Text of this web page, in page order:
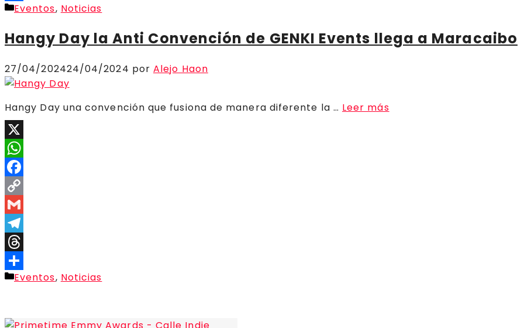
Compartir
Categorías
Eventos, Noticias
Hangy Day la Anti Convención de GENKI Events llega a Maracaibo
27/04/202424/04/2024 porAlejo Haon
Hangy Day una convención que fusiona de manera diferente la … Leer más
X
WhatsApp
Facebook
Copy
Link
Gmail
Telegram
Threads
Compartir
Categorías
Eventos, Noticias